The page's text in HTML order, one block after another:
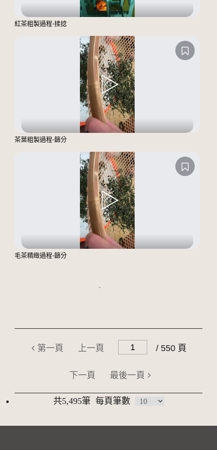
紅茶粗製過程-揉捻
茶葉粗製過程-篩分
毛茶精緻過程-篩分
第一頁 上一頁 / 550 頁
下一頁 最後一頁
共5,495筆 每頁筆數